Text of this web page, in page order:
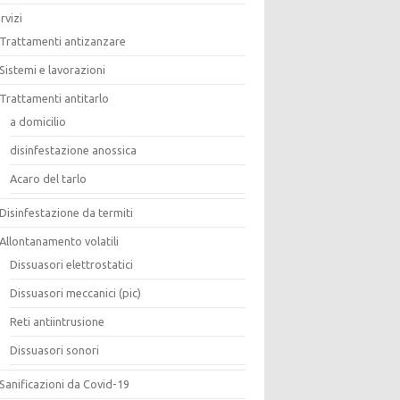
antizanzare
e lavorazioni
antitarlo
a domicilio
disinfestazione anossica
Acaro del tarlo
da termiti
volatili
Dissuasori elettrostatici
Dissuasori meccanici (pic)
Reti antiintrusione
Dissuasori sonori
da Covid-19